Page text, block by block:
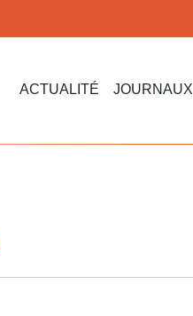
ACTUALITÉ JOURNAUX